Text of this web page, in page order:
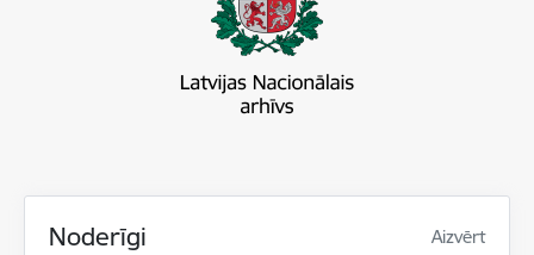
Noderīgi Aizvērt